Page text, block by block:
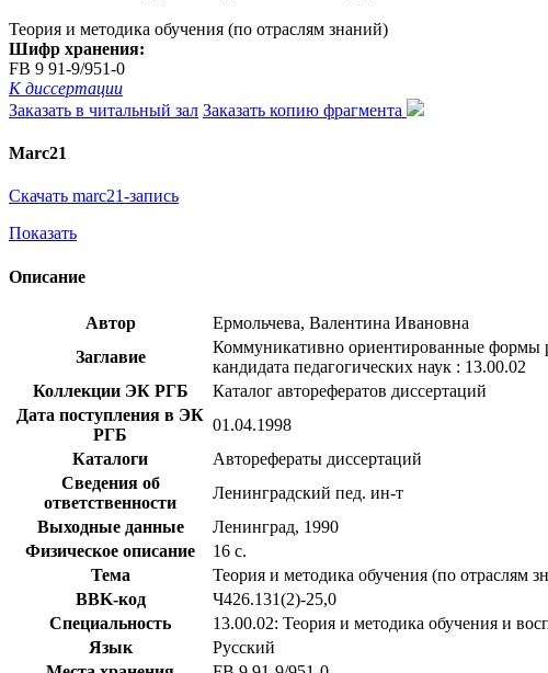
Теория и методика обучения (по отраслям знаний)
Шифр хранения:
FB 9 91-9/951-0
К диссертации
Заказать в читальный зал Заказать копию фрагмента
Marc21
Скачать marc21-запись
Показать
Описание
Автор
Ермольчева, Валентина Ивановна
Заглавие
Коммуникативно ориентированные формы
кандидата педагогических наук : 13.00.02
Коллекции ЭК РГБ
Каталог авторефератов диссертаций
Дата поступления в ЭК
РГБ
01.04.1998
Каталоги
Авторефераты диссертаций
Сведения об
ответственности
Ленинградский пед. ин-т
Выходные данные
Ленинград, 1990
Физическое описание
16 с.
Тема
Теория и методика обучения (по отраслям
BBK-код
Ч426.131(2)-25,0
Специальность
13.00.02: Теория и методика обучения и
Язык
Русский